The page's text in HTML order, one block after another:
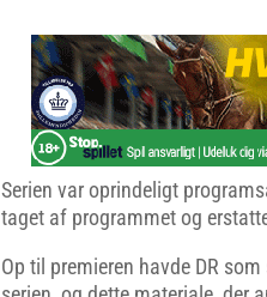
Serien var oprindeligt
taget af programmet og
Op til premieren havde DR